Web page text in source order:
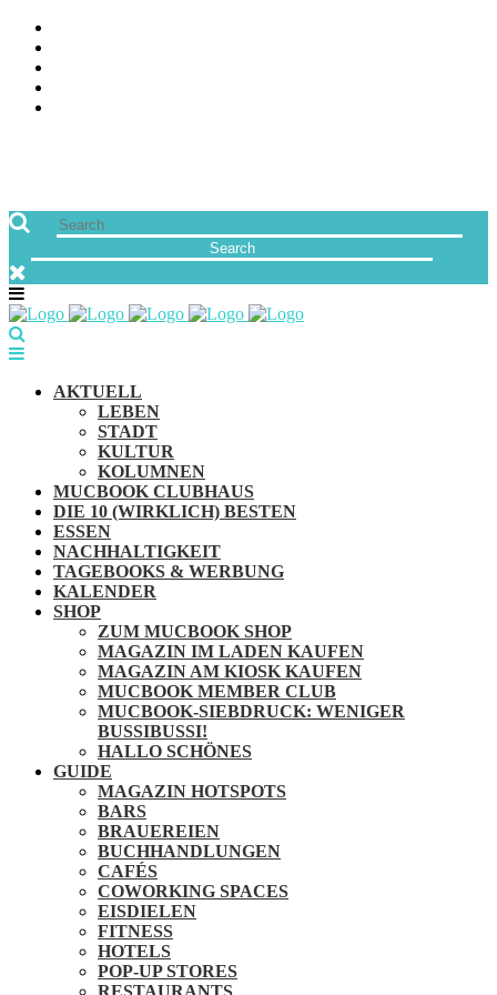
AKTUELL
LEBEN
STADT
KULTUR
KOLUMNEN
MUCBOOK CLUBHAUS
DIE 10 (WIRKLICH) BESTEN
ESSEN
NACHHALTIGKEIT
TAGEBOOKS & WERBUNG
KALENDER
SHOP
ZUM MUCBOOK SHOP
MAGAZIN IM LADEN KAUFEN
MAGAZIN AM KIOSK KAUFEN
MUCBOOK MEMBER CLUB
MUCBOOK-SIEBDRUCK: WENIGER
BUSSIBUSSI!
HALLO SCHÖNES
GUIDE
MAGAZIN HOTSPOTS
BARS
BRAUEREIEN
BUCHHANDLUNGEN
CAFÉS
COWORKING SPACES
EISDIELEN
FITNESS
HOTELS
POP-UP STORES
RESTAURANTS